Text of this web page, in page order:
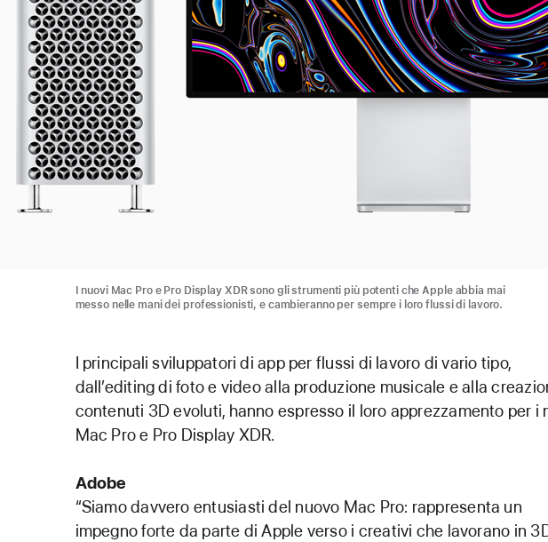
I nuovi Mac Pro e Pro Display XDR sono gli strumenti più potenti che Apple abbia mai
messo nelle mani dei professionisti, e cambieranno per sempre i loro flussi di lavoro.
I principali sviluppatori di app per flussi di lavoro di vario tipo,
dall’editing di foto e video alla produzione musicale e alla
contenuti 3D evoluti, hanno espresso il loro apprezzamento per i
Mac Pro e Pro Display XDR.
Adobe
“Siamo davvero entusiasti del nuovo Mac Pro: rappresenta un
impegno forte da parte di Apple verso i creativi che lavorano in